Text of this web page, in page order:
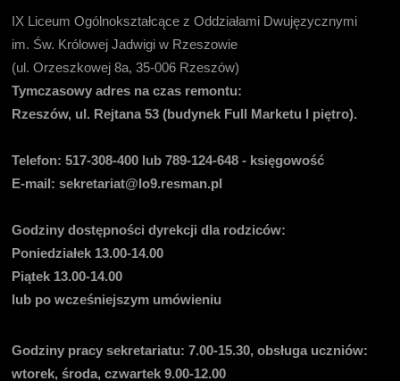
IX Liceum Ogólnokształcące z Oddziałami Dwujęzycznymi
im. Św. Królowej Jadwigi w Rzeszowie
(ul. Orzeszkowej 8a, 35-006 Rzeszów)
Tymczasowy adres na czas remontu:
Rzeszów, ul. Rejtana 53 (budynek Full Marketu I piętro).
Telefon:517-308-400 lub 789-124-648 - księgowość
E-mail: sekretariat@lo9.resman.pl
Godziny dostępności dyrekcji dla rodziców:
Poniedziałek 13.00-14.00
Piątek 13.00-14.00
lub po wcześniejszym umówieniu
Godziny pracy sekretariatu: 7.00-15.30, obsługa uczniów:
wtorek, środa, czwartek 9.00-12.00